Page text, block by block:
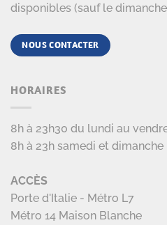
disponibles (sauf le
NOUS CONTACTER
HORAIRES
8h à 23h30 du lundi au
8h à 23h samedi et dimanche
ACCÈS
Porte d'Italie - Métro L7
Métro 14 Maison Blanche